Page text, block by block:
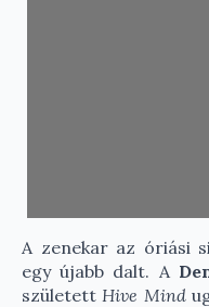
A zenekar az óriási
egy újabb dalt. A
születettHive Mind